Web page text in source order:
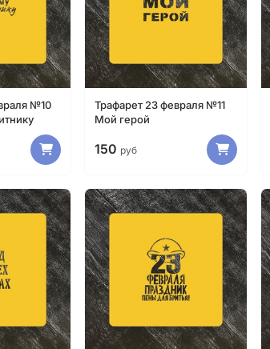
№10
Трафарет 23 февраля №11
Мой герой
150 руб